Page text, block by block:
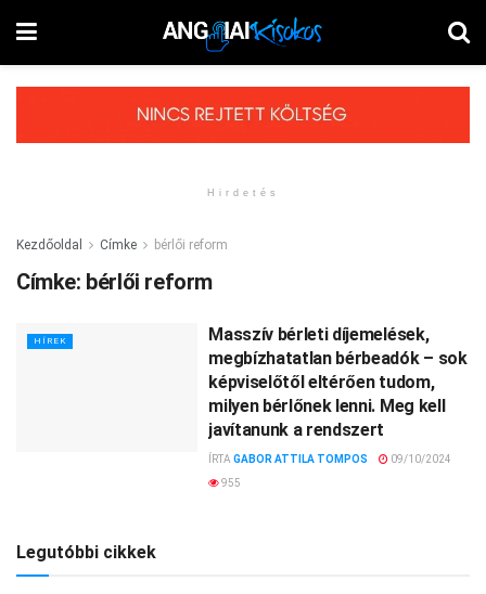
Hirdetés
Kezdőoldal Címke bérlői reform
Címke: bérlői reform
HÍREK
Masszív bérleti díjemelések,
megbízhatatlan bérbeadók – sok
képviselőtől eltérően tudom,
milyen bérlőnek lenni. Meg kell
javítanunk a rendszert
ÍRTA GABOR ATTILA TOMPOS
09/10/2024
955
Legutóbbi cikkek